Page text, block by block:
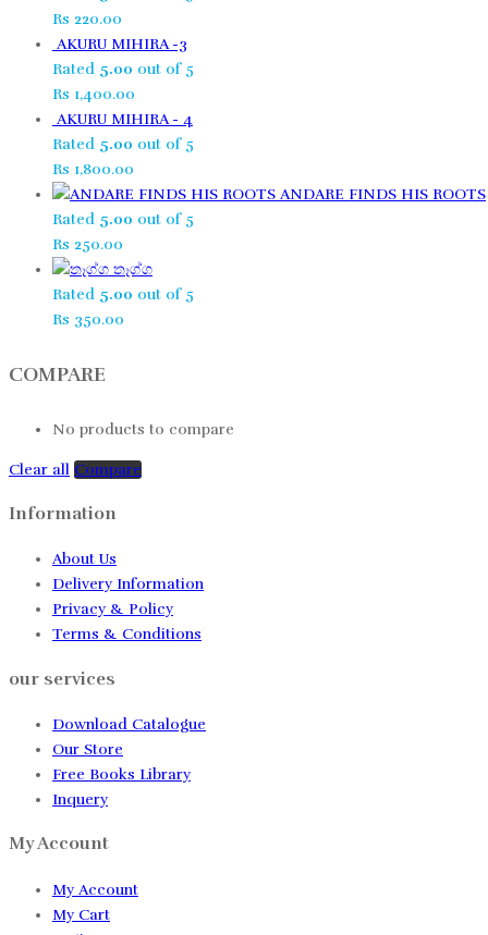
Rs 220.00
AKURU MIHIRA -3
Rated 5.00 out of 5
Rs 1,400.00
AKURU MIHIRA - 4
Rated 5.00 out of 5
Rs 1,800.00
ANDARE FINDS HIS ROOTS
Rated 5.00 out of 5
Rs 250.00
තෑග්ග​
Rated 5.00 out of 5
Rs 350.00
COMPARE
No products to compare
Clear all Compare
Information
About Us
Delivery Information
Privacy & Policy
Terms & Conditions
our services
Download Catalogue
Our Store
Free Books Library
Inquery
My Account
My Account
My Cart